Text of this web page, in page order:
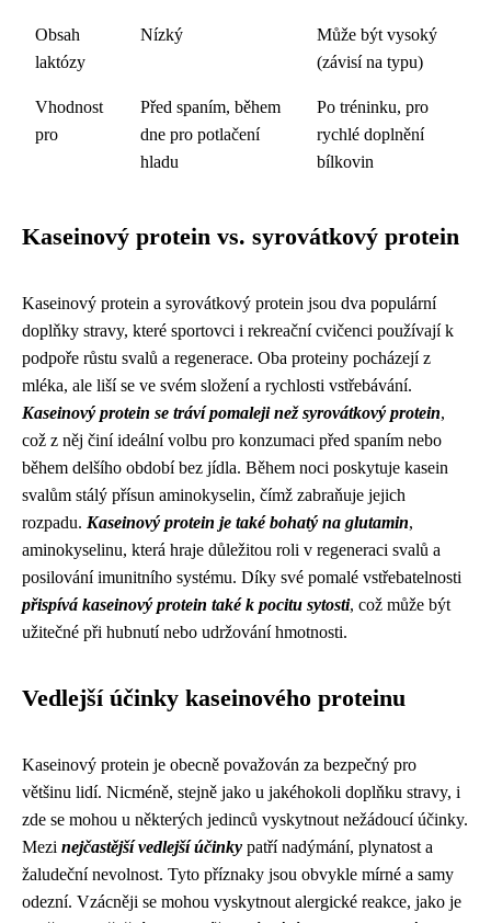
Obsah
laktózy
Nízký
Může být vysoký
(závisí na typu)
Vhodnost
pro
Před spaním, během
dne pro potlačení
hladu
Po tréninku, pro
rychlé doplnění
bílkovin
Kaseinový protein vs. syrovátkový protein
Kaseinový protein a syrovátkový protein jsou dva populární
doplňky stravy, které sportovci i rekreační cvičenci používají k
podpoře růstu svalů a regenerace. Oba proteiny pocházejí z
mléka, ale liší se ve svém složení a rychlosti vstřebávání.
Kaseinový protein se tráví pomaleji než syrovátkový protein,
což z něj činí ideální volbu pro konzumaci před spaním nebo
během delšího období bez jídla. Během noci poskytuje kasein
svalům stálý přísun aminokyselin, čímž zabraňuje jejich
rozpadu. Kaseinový protein je také bohatý na glutamin,
aminokyselinu, která hraje důležitou roli v regeneraci svalů a
posilování imunitního systému. Díky své pomalé vstřebatelnosti
přispívá kaseinový protein také k pocitu sytosti, což může být
užitečné při hubnutí nebo udržování hmotnosti.
Vedlejší účinky kaseinového proteinu
Kaseinový protein je obecně považován za bezpečný pro
většinu lidí. Nicméně, stejně jako u jakéhokoli doplňku stravy, i
zde se mohou u některých jedinců vyskytnout nežádoucí účinky.
Mezi nejčastější vedlejší účinky patří nadýmání, plynatost a
žaludeční nevolnost. Tyto příznaky jsou obvykle mírné a samy
odezní. Vzácněji se mohou vyskytnout alergické reakce, jako je